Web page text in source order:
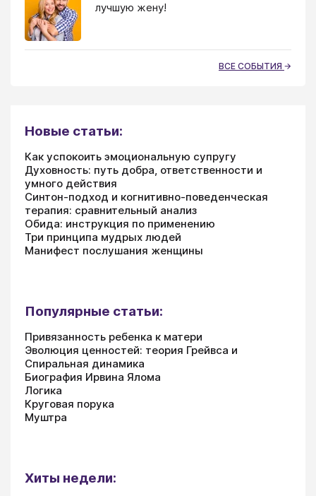
лучшую жену!
ВСЕ СОБЫТИЯ
Новые статьи:
Как успокоить эмоциональную супругу
Духовность: путь добра, ответственности и
умного действия
Синтон-подход и когнитивно-поведенческая
терапия: сравнительный анализ
Обида: инструкция по применению
Три принципа мудрых людей
Манифест послушания женщины
Популярные статьи:
Привязанность ребенка к матери
Эволюция ценностей: теория Грейвса и
Спиральная динамика
Биография Ирвина Ялома
Логика
Круговая порука
Муштра
Хиты недели: